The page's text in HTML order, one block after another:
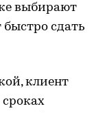
выбирают
сдать
клиент